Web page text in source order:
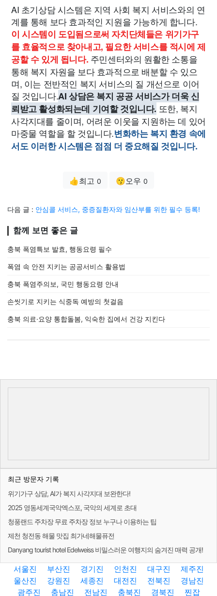
AI 초기상담 시스템은 지역 사회 복지 서비스와의 연
계를 통해 보다 효과적인 지원을 가능하게 합니다.
이 시스템이 도입됨으로써 자치단체들은 위기가구
를 효율적으로 찾아내고, 필요한 서비스를 적시에 제
공할 수 있게 됩니다. 주민센터와의 원활한 소통을
통해 복지 자원을 보다 효과적으로 배분할 수 있으
며, 이는 전반적인 복지 서비스의 질 개선으로 이어
질 것입니다.AI 상담은 복지 공공 서비스가 더욱 신
뢰받고 활성화되는데 기여할 것입니다. 또한, 복지
사각지대를 줄이며, 어려운 이웃을 지원하는 데 있어
마중물 역할을 할 것입니다.변화하는 복지 환경 속에
서도 이러한 시스템은 점점 더 중요해질 것입니다.
👍최고 0 😗오우 0
다음 글 : 안심콜 서비스, 중증질환자와 임산부를 위한 필수 등록!
함께 보면 좋은 글
충북 폭염특보 발효, 행동요령 필수
폭염 속 안전 지키는 공공서비스 활용법
충북 폭염주의보, 국민 행동요령 안내
손씻기로 지키는 식중독 예방의 첫걸음
충북 의료·요양 통합돌봄, 익숙한 집에서 건강 지킨다
최근 방문자 기록
위기가구 상담, AI가 복지 사각지대 보완한다!
2025 영동세계국악엑스포, 국악의 세계로 초대
청풍랜드 주차장 무료 주차장 정보 누구나 이용하는 팁
제천 청전동 해물 맛집 최가네해물퓨전
Danyang tourist hotel Edelweiss 비밀스러운 여행지의 숨겨진 매력 공개!
서울진 부산진 경기진 인천진 대구진
제주진
울산진
강원진 세종진 대전진 전북진
경남진
광주진
충남진 전남진 충북진 경북진 찐잡